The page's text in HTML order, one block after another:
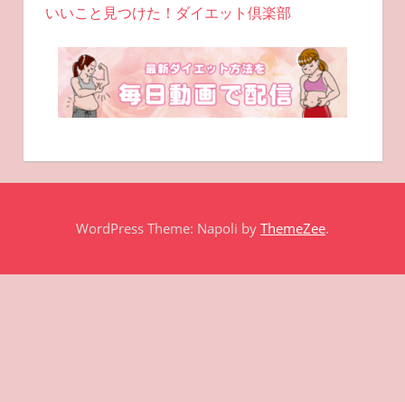
いいこと見つけた！ダイエット倶楽部
WordPress Theme: Napoli by ThemeZee.